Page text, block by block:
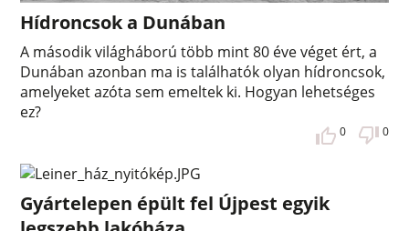
Hídroncsok a Dunában
A második világháború több mint 80 éve véget ért, a
Dunában azonban ma is találhatók olyan hídroncsok,
amelyeket azóta sem emeltek ki. Hogyan lehetséges
ez?
0 0
Gyártelepen épült fel Újpest egyik